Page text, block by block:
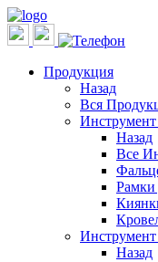
Продукция
Назад
Вся
Инструмент
Назад
Все
Рамки
Инструмент
Назад